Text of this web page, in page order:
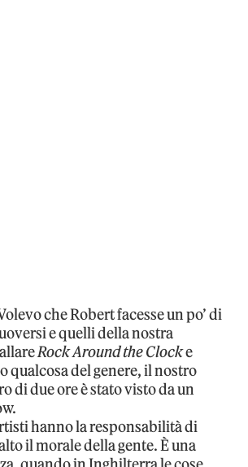
che Robert facesse un po’ di
e quelli della nostra
Rock Around the Clocke
qualcosa del genere, il nostro
di due ore è stato visto da un
hanno la responsabilità di
il morale della gente. È una